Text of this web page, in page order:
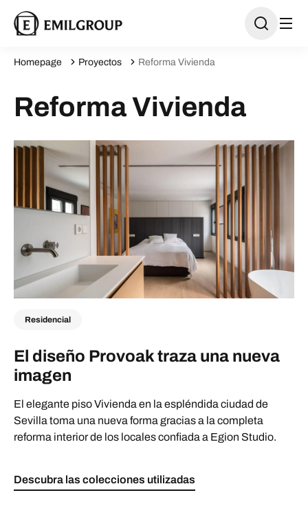
Homepage Proyectos Reforma Vivienda
Reforma Vivienda
Residencial
El diseño Provoak traza una nueva
imagen
El elegante piso Vivienda en la espléndida ciudad de
Sevilla toma una nueva forma gracias a la completa
reforma interior de los locales confiada a Egion Studio.
Descubra las colecciones utilizadas